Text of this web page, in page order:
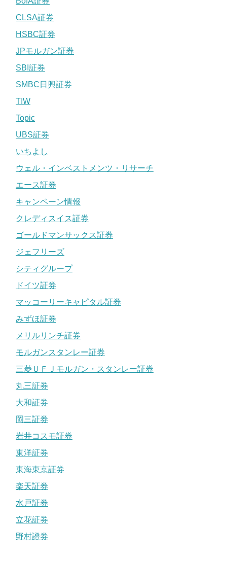
CLSA証券
HSBC証券
JPモルガン証券
SBI証券
SMBC日興証券
TIW
Topic
UBS証券
いちよし
ウェル・インベストメンツ・リサーチ
エース証券
キャンペーン情報
クレディスイス証券
ゴールドマンサックス証券
ジェフリーズ
シティグループ
ドイツ証券
マッコーリーキャピタル証券
みずほ証券
メリルリンチ証券
モルガンスタンレー証券
三菱ＵＦＪモルガン・スタンレー証券
丸三証券
大和証券
岡三証券
岩井コスモ証券
東洋証券
東海東京証券
楽天証券
水戸証券
立花証券
野村證券